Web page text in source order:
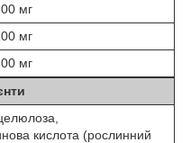
мг
мг
мг
кислота (рослинний